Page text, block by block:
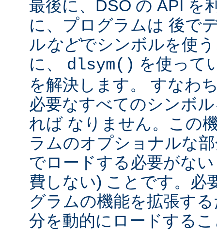
最後に、DSO の API を
に、プログラムは 後で
ルなどでシンボルを使
に、 dlsym() を使って
を解決します。 すなわ
必要なすべてのシンボ
れば なりません。この
ラムのオプショナルな
でロードする必要がな
費しない) ことです。必
グラムの機能を拡張す
分を動的にロードする